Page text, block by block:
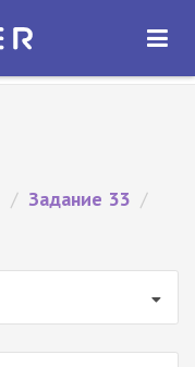
ОТКРЫТЬ
/ Задание 33 /